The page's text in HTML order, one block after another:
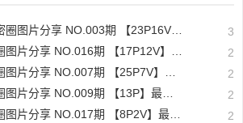
享 NO.003期 【23P16V】最新至：2025.1.23 3
NO.016期 【17P12V】最新至：2024.11.12 2
NO.007期 【25P7V】最新至：2023.10.24 2
享 NO.009期 【13P】最新至：2023.12.28 2
享 NO.017期 【8P2V】最新至：2204.11.14 2